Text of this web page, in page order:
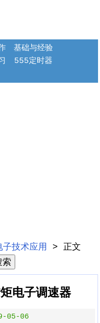
基础与经验
555定时器
子技术应用 > 正文
电子调速器
05-06